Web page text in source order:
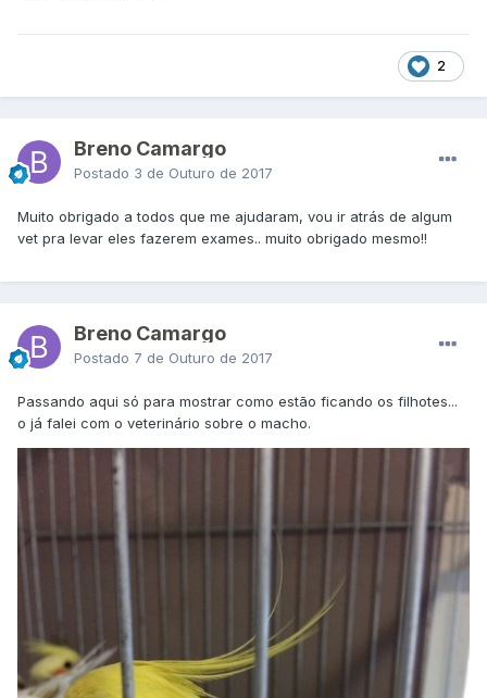
biológicas e adoro genética, se deixar o papo não acaba 2
Breno Camargo
Postado 3 de Outuro de 2017
Muito obrigado a todos que me ajudaram, vou ir atrás de algum
vet pra levar eles fazerem exames.. muito obrigado mesmo!!
Breno Camargo
Postado 7 de Outuro de 2017
Passando aqui só para mostrar como estão ficando os filhotes...
o já falei com o veterinário sobre o macho.